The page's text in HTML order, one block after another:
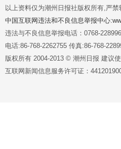
以上资料仅为潮州日报社版权所有,严
中国互联网违法和不良信息举报中心
违法与不良信息举报电话：0768-
电话:86-768-2262755 传真:86-768-
版权所有 2004-2013 © 潮州日报 建议
互联网新闻信息服务许可证：